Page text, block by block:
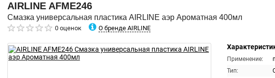
AIRLINE AFME246
Смазка универсальная пластика AIRLINE аэр Ароматная 400мл
0 оценок О бренде AIRLINE
Применение:
Тип: